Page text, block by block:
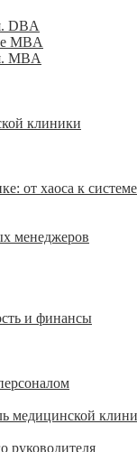
DBA
MBA
MBA
клиники
от хаоса к системе
менеджеров
и финансы
медицинской
руководителя